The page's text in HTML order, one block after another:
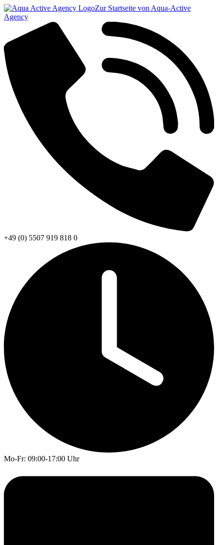
Zur Startseite von Aqua-Active
Agency
+49 (0) 5507 919 818 0
Mo-Fr: 09:00-17:00 Uhr